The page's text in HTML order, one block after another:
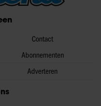
en analyse. Deze
combineren met andere
van hun services. U
u onze website blijft
Contact
Abonnementen
Adverteren